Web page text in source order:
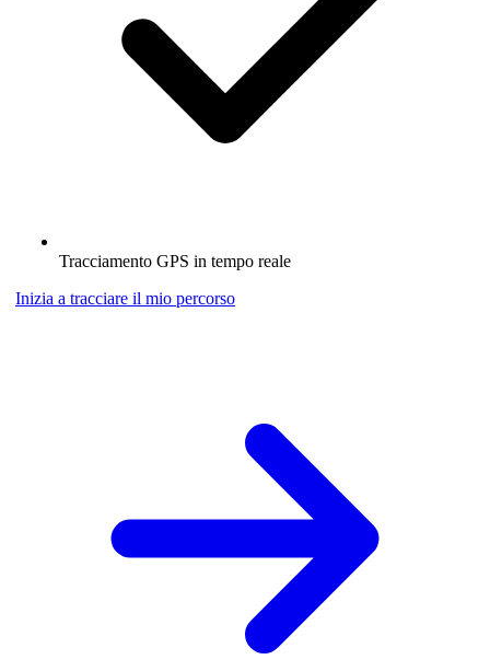
Tracciamento GPS in tempo reale
Inizia a tracciare il mio percorso